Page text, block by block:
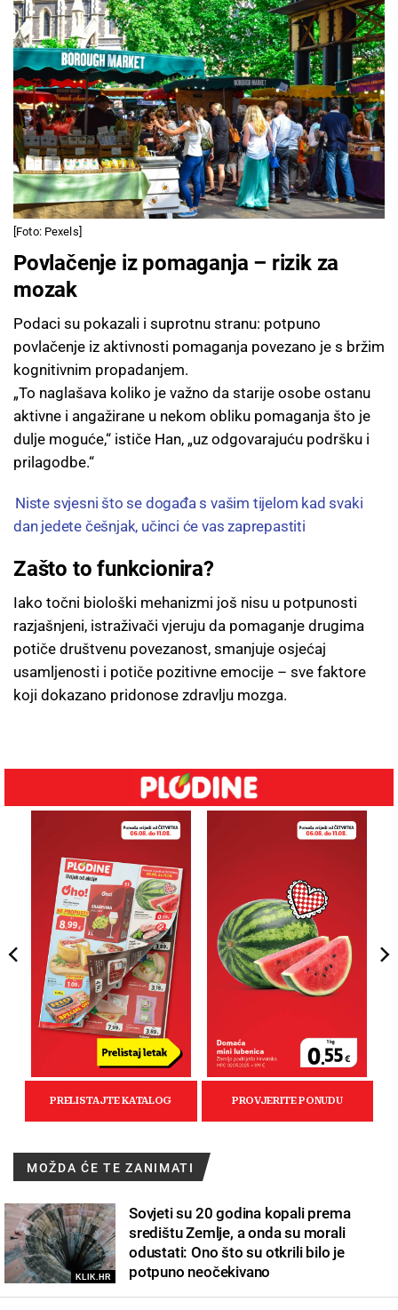
[Foto: Pexels]
Povlačenje iz pomaganja – rizik za
mozak
Podaci su pokazali i suprotnu stranu: potpuno
povlačenje iz aktivnosti pomaganja povezano je s bržim
kognitivnim propadanjem.
„To naglašava koliko je važno da starije osobe ostanu
aktivne i angažirane u nekom obliku pomaganja što je
dulje moguće,“ ističe Han, „uz odgovarajuću podršku i
prilagodbe.“
Niste svjesni što se događa s vašim tijelom kad svaki
dan jedete češnjak, učinci će vas zaprepastiti
Zašto to funkcionira?
Iako točni biološki mehanizmi još nisu u potpunosti
razjašnjeni, istraživači vjeruju da pomaganje drugima
potiče društvenu povezanost, smanjuje osjećaj
usamljenosti i potiče pozitivne emocije – sve faktore
koji dokazano pridonose zdravlju mozga.
MOŽDA ĆE TE ZANIMATI
KLIK.HR
Sovjeti su 20 godina kopali prema
središtu Zemlje, a onda su morali
odustati: Ono što su otkrili bilo je
potpuno neočekivano